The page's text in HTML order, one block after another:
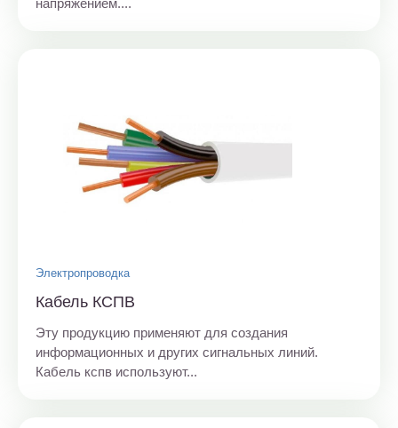
Электропроводка
Кабель КСПВ
Эту продукцию применяют для создания
информационных и других сигнальных линий.
Кабель кспв используют...